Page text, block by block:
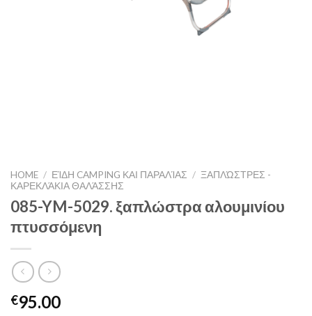
HOME / ΕΊΔΗ CAMPING ΚΑΙ ΠΑΡΑΛΊΑΣ / ΞΑΠΛΏΣΤΡΕΣ -
ΚΑΡΕΚΛΆΚΙΑ ΘΑΛΆΣΣΗΣ
085-YM-5029. ξαπλώστρα αλουμινίου
πτυσσόμενη
€95.00